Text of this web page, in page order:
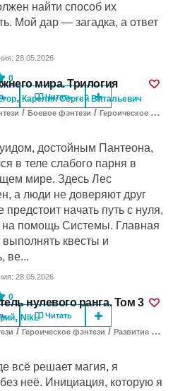
найти способ их
Мой дар — загадка, а ответ
28.05.2026
0
Читать
мира. Трилогия
, Карелин Сергей Витальевич
/ Боевое фэнтези / Героическое фэнтези
достойным Пантеона,
в теле слабого парня в
мире. Здесь Лес
а люди не доверяют друг
предстоит начать путь с нуля,
на помощь Системы. Главная
квесты и
ве...
28.05.2026
0
Читать
нулевого ранга. Том 3
, NikL
/ Героическое фэнтези / Развитие героя
всё решает магия, я
неё. Инициация, которую я